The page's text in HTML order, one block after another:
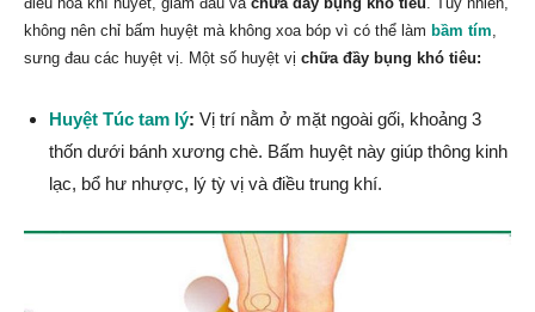
không nên chỉ bấm huyệt mà không xoa bóp vì có thể làm bầm tím,
sưng đau các huyệt vị. Một số huyệt vị chữa đầy bụng khó tiêu:
Huyệt Túc tam lý: Vị trí nằm ở mặt ngoài gối, khoảng 3
thốn dưới bánh xương chè. Bấm huyệt này giúp thông kinh
lạc, bổ hư nhược, lý tỳ vị và điều trung khí.